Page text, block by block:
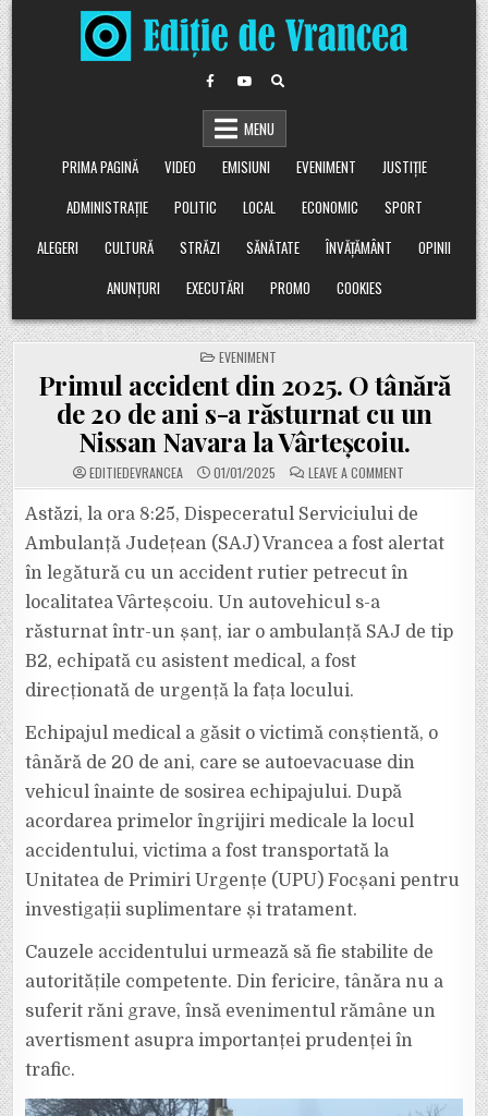
Skip
to
content
MENU
PRIMA PAGINĂ
VIDEO EMISIUNI EVENIMENT
JUSTIȚIE
ADMINISTRAȚIE
POLITIC LOCAL ECONOMIC
SPORT
ALEGERI
CULTURĂ STRĂZI SĂNĂTATE ÎNVĂȚĂMÂNT
OPINII
ANUNȚURI
EXECUTĂRI PROMO COOKIES
POSTED
IN
EVENIMENT
Primul accident din 2025. O tânără
de 20 de ani s-a răsturnat cu un
Nissan Navara la Vârteșcoiu.
EDITIEDEVRANCEA 01/01/2025 LEAVE A COMMENT
PRIMUL
DIN
2025.
O
TÂNĂRĂ
20
A
RĂSTURNAT
Astăzi, la ora 8:25, Dispeceratul Serviciului de
Ambulanță Județean (SAJ) Vrancea a fost alertat
în legătură cu un accident rutier petrecut în
localitatea Vârteșcoiu. Un autovehicul s-a
răsturnat într-un șanț, iar o ambulanță SAJ de tip
B2, echipată cu asistent medical, a fost
direcționată de urgență la fața locului.
Echipajul medical a găsit o victimă conștientă, o
tânără de 20 de ani, care se autoevacuase din
vehicul înainte de sosirea echipajului. După
acordarea primelor îngrijiri medicale la locul
accidentului, victima a fost transportată la
Unitatea de Primiri Urgențe (UPU) Focșani pentru
investigații suplimentare și tratament.
Cauzele accidentului urmează să fie stabilite de
autoritățile competente. Din fericire, tânăra nu a
suferit răni grave, însă evenimentul rămâne un
avertisment asupra importanței prudenței în
trafic.